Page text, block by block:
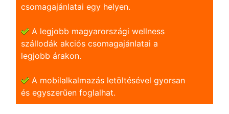
csomagajánlatai egy helyen.
A legjobb magyarországi wellness
szállodák akciós csomagajánlatai a
legjobb árakon.
A mobilalkalmazás letöltésével gyorsan
és egyszerũen foglalhat.